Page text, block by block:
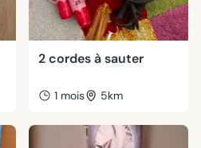
2 cordes à sauter
1 mois 5km